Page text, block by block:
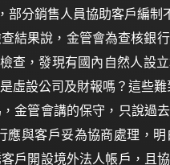
分銷售人員協助客戶編制
結果說，金管會為查核銀
查，發現有國內自然人設
虛設公司及財報嗎？這些
金管會講的保守，只說過
與客戶妥為協商處理，
戶開設境外法人帳戶，且